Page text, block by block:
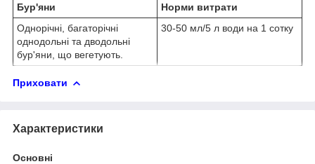
Бур'яни
Норми витрати
Однорічні, багаторічні
однодольні та дводольні
бур'яни, що вегетують.
30-50 мл/5 л води на 1 сотку
Приховати
Характеристики
Основні